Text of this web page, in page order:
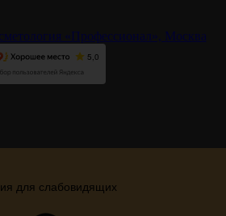
для слабовидящих